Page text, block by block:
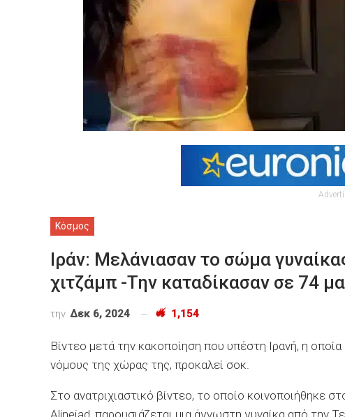
Κόσμος
Ιράν: Μελάνιασαν το σώμα
χιτζάμπ -Την καταδίκασαν σε 74
την Δεκ 6, 2024 1,154
Βίντεο μετά την κακοποίηση που υπέστη Ιρανή, η
νόμους της χώρας της, προκαλεί σοκ.
Στο ανατριχιαστικό βίντεο, το οποίο κοινοποιήθηκε
Alinejad, παρουσιάζεται μια άγνωστη γυναίκα από την